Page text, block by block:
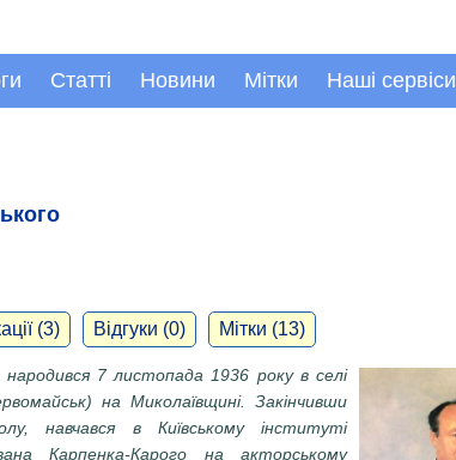
Статті Новини Мітки Наші сервіси
(3) Відгуки (0) Мітки (13)
7 листопада 1936 року в селі
на Миколаївщині. Закінчивши
навчався в Київському інституті
Карпенка-Карого на акторському